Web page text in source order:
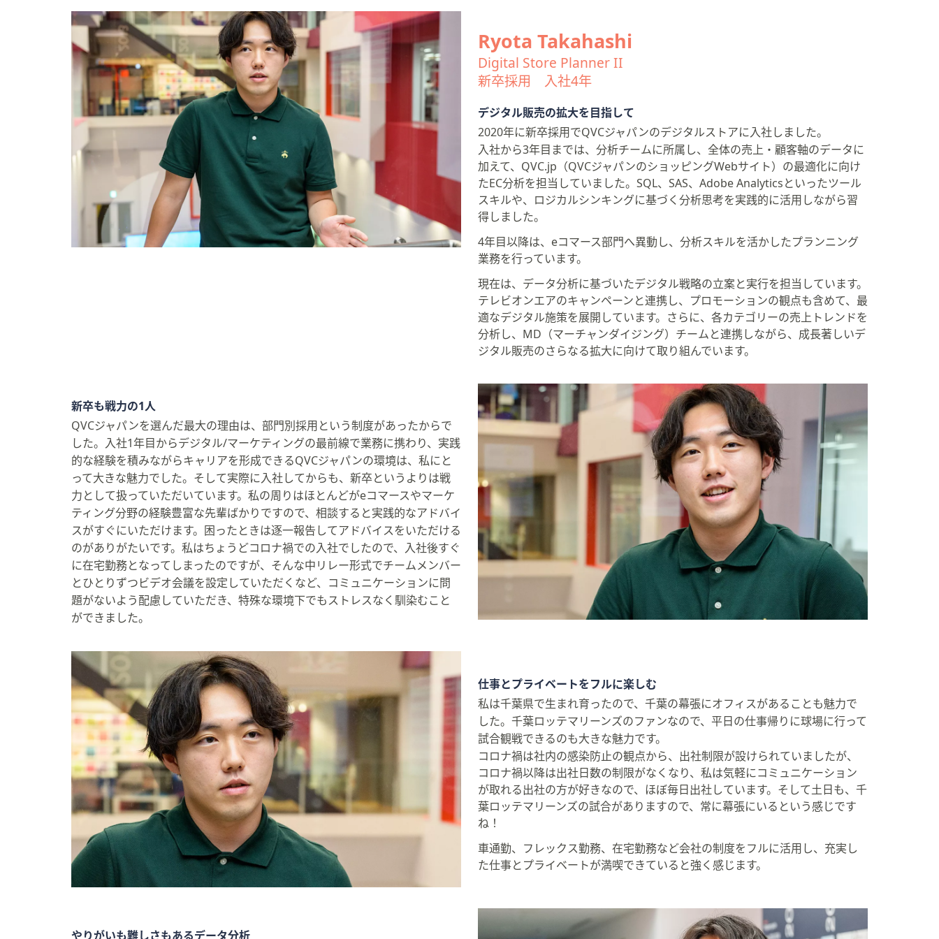
Ryota Takahashi
Digital Store Planner II
新卒採用 入社4年
デジタル販売の拡大を目指して
2020年に新卒採用でQVCジャパンのデジタルストアに入社しました。
入社から3年目までは、分析チームに所属し、全体の売上・顧客軸のデータに
加えて、QVC.jp（QVCジャパンのショッピングWebサイト）の最適化に向け
たEC分析を担当していました。SQL、SAS、Adobe Analyticsといったツール
スキルや、ロジカルシンキングに基づく分析思考を実践的に活用しながら習
得しました。
4年目以降は、eコマース部門へ異動し、分析スキルを活かしたプランニング
業務を行っています。
現在は、データ分析に基づいたデジタル戦略の立案と実行を担当しています。
テレビオンエアのキャンペーンと連携し、プロモーションの観点も含めて、最
適なデジタル施策を展開しています。さらに、各カテゴリーの売上トレンドを
分析し、MD（マーチャンダイジング）チームと連携しながら、成長著しいデ
ジタル販売のさらなる拡大に向けて取り組んでいます。
新卒も戦力の1人
QVCジャパンを選んだ最大の理由は、部門別採用という制度があったからで
した。入社1年目からデジタル/マーケティングの最前線で業務に携わり、実践
的な経験を積みながらキャリアを形成できるQVCジャパンの環境は、私にと
って大きな魅力でした。そして実際に入社してからも、新卒というよりは戦
力として扱っていただいています。私の周りはほとんどがeコマースやマーケ
ティング分野の経験豊富な先輩ばかりですので、相談すると実践的なアドバイ
スがすぐにいただけます。困ったときは逐一報告してアドバイスをいただける
のがありがたいです。私はちょうどコロナ禍での入社でしたので、入社後すぐ
に在宅勤務となってしまったのですが、そんな中リレー形式でチームメンバー
とひとりずつビデオ会議を設定していただくなど、コミュニケーションに問
題がないよう配慮していただき、特殊な環境下でもストレスなく馴染むこと
ができました。
仕事とプライベートをフルに楽しむ
私は千葉県で生まれ育ったので、千葉の幕張にオフィスがあることも魅力で
した。千葉ロッテマリーンズのファンなので、平日の仕事帰りに球場に行って
試合観戦できるのも大きな魅力です。
コロナ禍は社内の感染防止の観点から、出社制限が設けられていましたが、
コロナ禍以降は出社日数の制限がなくなり、私は気軽にコミュニケーション
が取れる出社の方が好きなので、ほぼ毎日出社しています。そして土日も、千
葉ロッテマリーンズの試合がありますので、常に幕張にいるという感じです
ね！
車通勤、フレックス勤務、在宅勤務など会社の制度をフルに活用し、充実し
た仕事とプライベートが満喫できていると強く感じます。
やりがいも難しさもあるデータ分析